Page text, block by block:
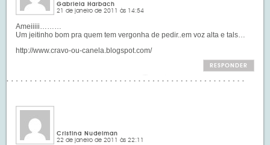
Gabriela Harbach
21 de janeiro de 2011 às 14:54
Ameiiiii………
Um jeitinho bom pra quem tem vergonha de pedir..em voz alta e tals…
http://www.cravo-ou-canela.blogspot.com/
RESPONDER
Cristina Nudelman
22 de janeiro de 2011 às 22:11